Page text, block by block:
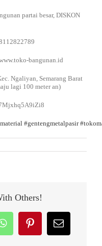
partai besar, DISKON
bangunan.id
Ngaliyan, Semarang Barat
lagi 100 meter an)
#gentengmetalpasir
Others!
WhatsAppPinterestEmail